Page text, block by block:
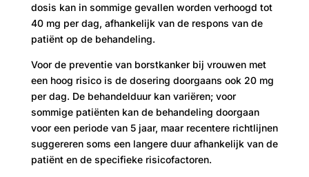
dosis kan in sommige gevallen worden verhoogd tot
40 mg per dag, afhankelijk van de respons van de
patiënt op de behandeling.
Voor de preventie van borstkanker bij vrouwen met
een hoog risico is de dosering doorgaans ook 20 mg
per dag. De behandelduur kan variëren; voor
sommige patiënten kan de behandeling doorgaan
voor een periode van 5 jaar, maar recentere richtlijnen
suggereren soms een langere duur afhankelijk van de
patiënt en de specifieke risicofactoren.